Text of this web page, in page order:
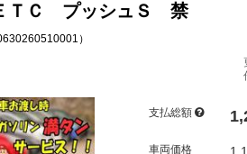
ＴＣ プッシュＳ 禁
）
支払総額
車両価格